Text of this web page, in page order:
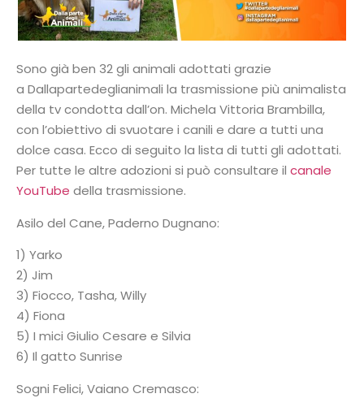
Sono già ben 32 gli animali adottati grazie
a Dallapartedeglianimali la trasmissione più animalista
della tv condotta dall’on. Michela Vittoria Brambilla,
con l’obiettivo di svuotare i canili e dare a tutti una
dolce casa. Ecco di seguito la lista di tutti gli adottati.
Per tutte le altre adozioni si può consultare il canale
YouTube della trasmissione.
Asilo del Cane, Paderno Dugnano:
1) Yarko
2) Jim
3) Fiocco, Tasha, Willy
4) Fiona
5) I mici Giulio Cesare e Silvia
6) Il gatto Sunrise
Sogni Felici, Vaiano Cremasco: